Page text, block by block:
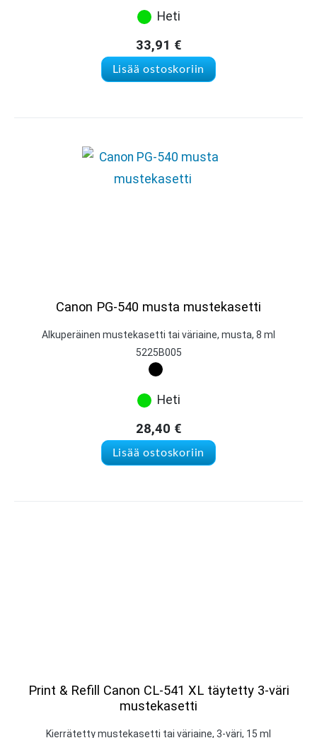
Heti
33,91 €
Lisää ostoskoriin
Canon PG-540 musta mustekasetti
Alkuperäinen mustekasetti tai väriaine, musta, 8 ml
5225B005
Heti
28,40 €
Lisää ostoskoriin
Print & Refill Canon CL-541 XL täytetty 3-väri
mustekasetti
Kierrätetty mustekasetti tai väriaine, 3-väri, 15 ml